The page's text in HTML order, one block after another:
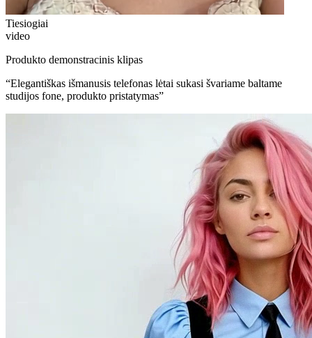
Tiesiogiai
video
Produkto demonstracinis klipas
“Elegantiškas išmanusis telefonas lėtai sukasi švariame baltame
studijos fone, produkto pristatymas”